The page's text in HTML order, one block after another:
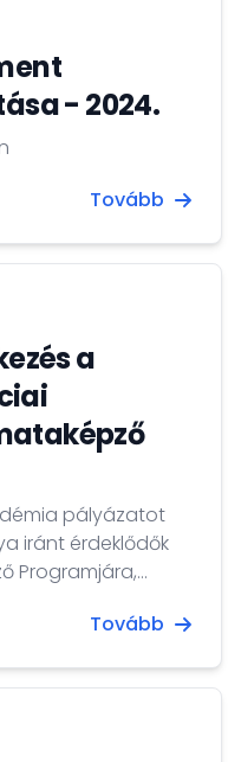
- 2024.
Tovább
a
pályázatot
iránt érdeklődők
Programjára,
Egyetem szakmai
Tovább